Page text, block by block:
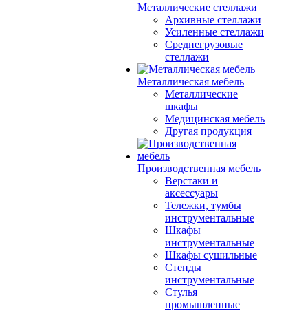
Металлические стеллажи
Архивные стеллажи
Усиленные стеллажи
Среднегрузовые
стеллажи
Металлическая мебель
Металлические
шкафы
Медицинская мебель
Другая продукция
Производственная мебель
Верстаки и
аксессуары
Тележки, тумбы
инструментальные
Шкафы
инструментальные
Шкафы сушильные
Стенды
инструментальные
Cтулья
промышленные